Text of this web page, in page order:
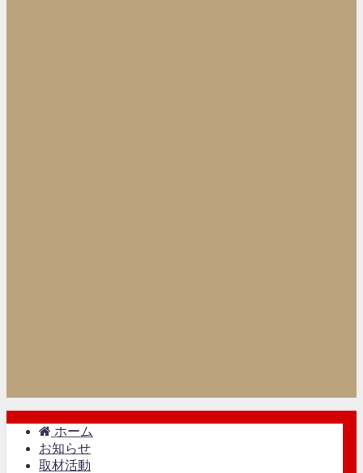
ホーム
お知らせ
取材活動